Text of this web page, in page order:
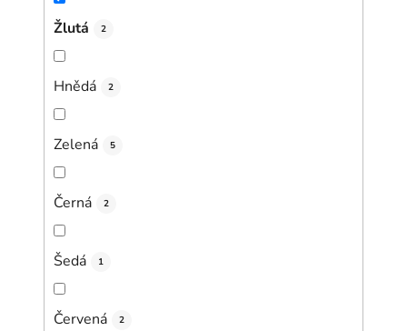
Žlutá 2
Hnědá 2
Zelená 5
Černá 2
Šedá 1
Červená 2